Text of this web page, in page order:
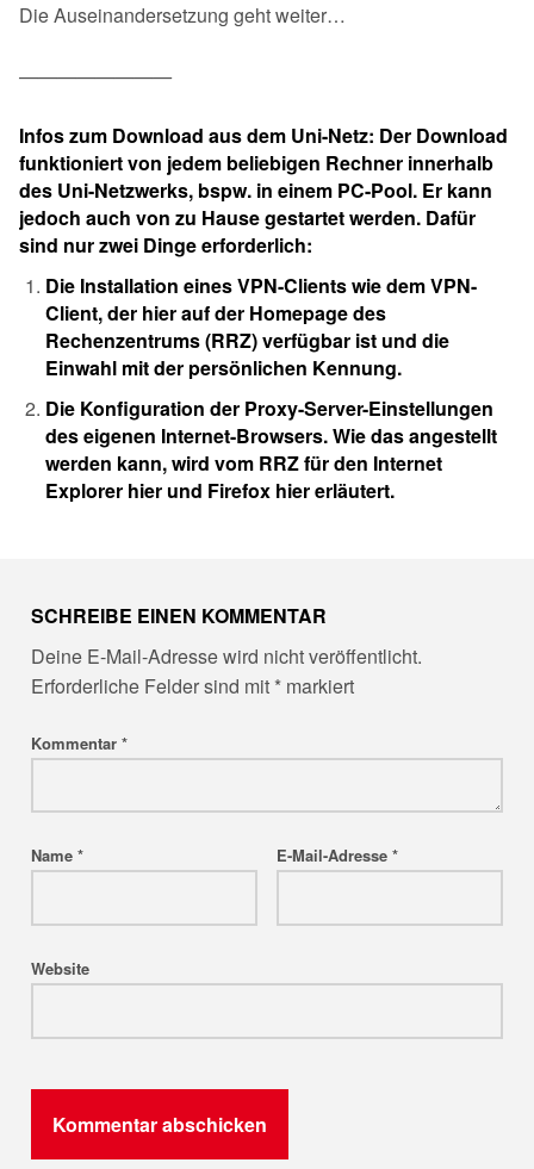
Die Auseinandersetzung geht weiter…
————————
Infos zum Download aus dem Uni-Netz: Der Download
funktioniert von jedem beliebigen Rechner innerhalb
des Uni-Netzwerks, bspw. in einem PC-Pool. Er kann
jedoch auch von zu Hause gestartet werden. Dafür
sind nur zwei Dinge erforderlich:
Die Installation eines VPN-Clients wie dem VPN-
Client, der hierauf der Homepage des
Rechenzentrums (RRZ) verfügbar ist und die
Einwahl mit der persönlichen Kennung.
Die Konfiguration der Proxy-Server-Einstellungen
des eigenen Internet-Browsers. Wie das angestellt
werden kann, wird vom RRZ für den Internet
Explorer hier und Firefox hiererläutert.
SCHREIBE EINEN KOMMENTAR
Deine E-Mail-Adresse wird nicht veröffentlicht.
Erforderliche Felder sind mit *markiert
Kommentar *
Name * E-Mail-Adresse *
Website